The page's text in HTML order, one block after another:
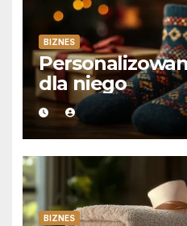
BIZNES
dla niego
BIZNES